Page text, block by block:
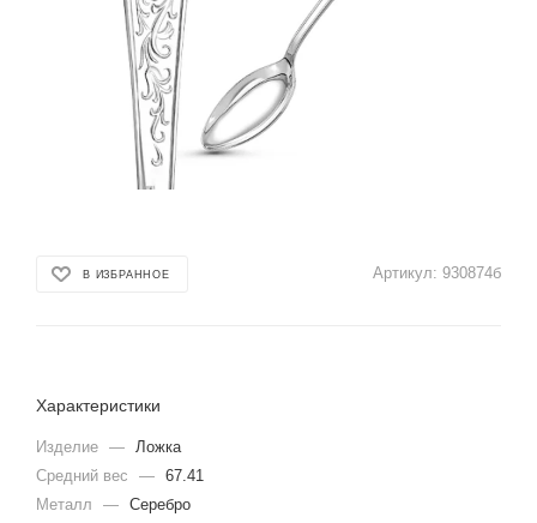
В ИЗБРАННОЕ Артикул: 930874б
Характеристики
Изделие — Ложка
Средний вес
— 67.41
Металл
— Серебро